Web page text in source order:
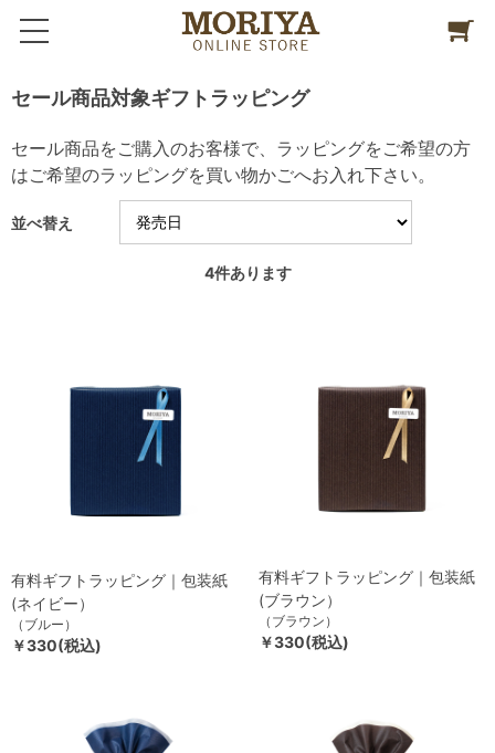
セール商品対象ギフトラッピング
セール商品をご購入のお客様で、ラッピングをご希望の方
はご希望のラッピングを買い物かごへお入れ下さい。
並べ替え
4件あります
有料ギフトラッピング｜包装紙
(ネイビー）
（ブルー）
￥330(税込)
有料ギフトラッピング｜包装紙
(ブラウン）
（ブラウン）
￥330(税込)